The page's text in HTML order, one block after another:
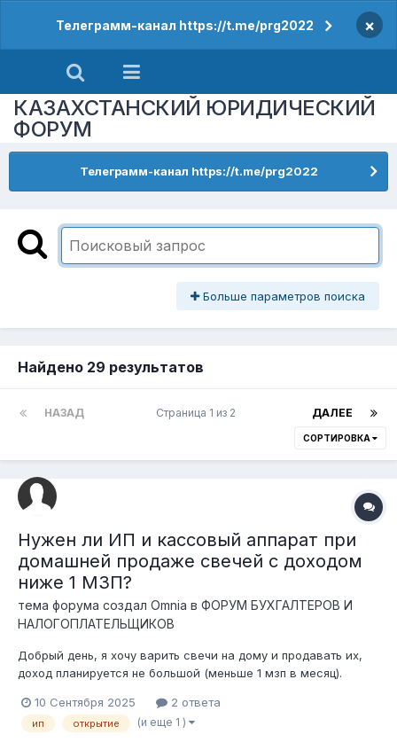
Телеграмм-канал https://t.me/prg2022 ×
КАЗАХСТАНСКИЙ ЮРИДИЧЕСКИЙ
ФОРУМ
Телеграмм-канал https://t.me/prg2022
Больше параметров поиска
Найдено 29 результатов
НАЗАД ДАЛЕЕ
Страница 1 из 2
СОРТИРОВКА
Нужен ли ИП и кассовый аппарат при
домашней продаже свечей с доходом
ниже 1 МЗП?
тема форума создал Omnia в ФОРУМ БУХГАЛТЕРОВ И
НАЛОГОПЛАТЕЛЬЩИКОВ
Добрый день, я хочу варить свечи на дому и продавать их,
доход планируется не большой (меньше 1 мзп в месяц).
налогообложения выбрать? И нужна ли ккм, если оплату
принимать чисто kaspi-qr? Спасибо!
10 Сентября 2025 2 ответа
ип открытие (и еще 1 )